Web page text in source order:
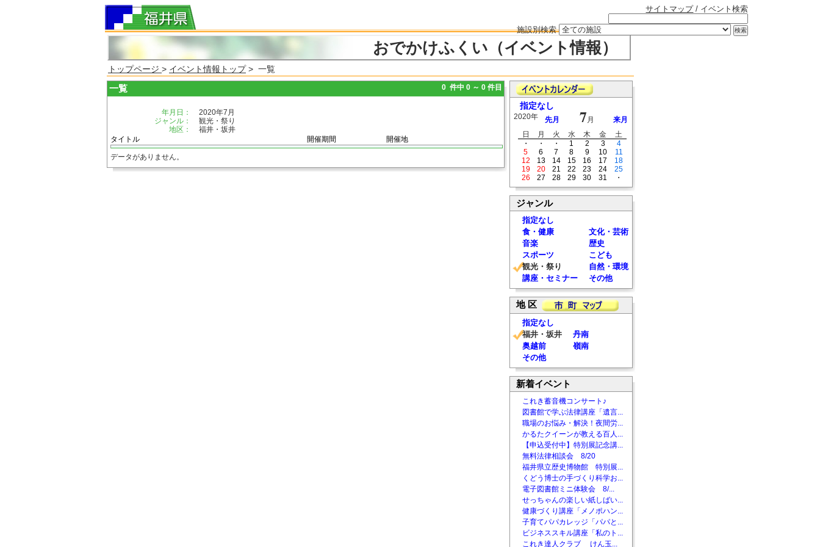
サイトマップ/ イベント検索
施設別検索
おでかけふくい（イベント情報）
トップページ > イベント情報トップ> 一覧
一覧 0 件中 0 ～ 0 件目
年月日：
2020年7月
ジャンル：
観光・祭り
地区：
福井・坂井
タイトル
開催期間 開催地
データがありません。
指定なし
2020年 先月 7 月
来月
日
月 火 水 木 金
土
・
・ ・ 1 2 3
4
5
6 7 8 9 10
11
12
13 14 15 16 17
18
19
20 21 22 23 24
25
26
27 28 29 30 31 ・
ジャンル
指定なし
食・健康
文化・芸術
音楽
歴史
スポーツ
こども
観光・祭り
自然・環境
講座・セミナー
その他
地 区
指定なし
福井・坂井
丹南
奥越前
嶺南
その他
新着イベント
これき蓄音機コンサート♪
図書館で学ぶ法律講座「遺言...
職場のお悩み・解決！夜間労...
かるたクイーンが教える百人...
【申込受付中】特別展記念講...
無料法律相談会 8/20
福井県立歴史博物館 特別展...
くどう博士の手づくり科学お...
電子図書館ミニ体験会 8/...
せっちゃんの楽しい紙しばい...
健康づくり講座「メノポハン...
子育てパパカレッジ「パパと...
ビジネススキル講座「私のト...
これき達人クラブ けん玉...